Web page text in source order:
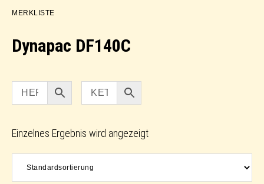
MERKLISTE
Dynapac DF140C
Einzelnes Ergebnis wird angezeigt